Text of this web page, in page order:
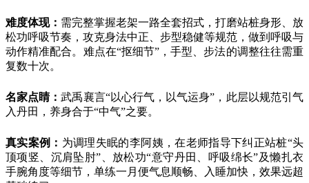
难度体现： 需完整掌握老架一路全套招式，打磨站桩身形、放
松功呼吸节奏，攻克身法中正、步型稳健等规范，做到呼吸与
动作精准配合。难点在“抠细节”，手型、步法的调整往往需重
复数十次。
名家点睛：武禹襄言“以心行气，以气运身”，此层以规范引气
入丹田，养身合于“中气”之要。
真实案例： 为调理失眠的李阿姨，在老师指导下纠正站桩“头
顶项竖、沉肩坠肘”、放松功“意守丹田、呼吸绵长”及懒扎衣
手腕角度等细节，单练一月便气息顺畅、入睡加快，效果远超